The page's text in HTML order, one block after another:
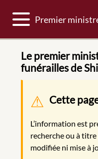
Basculer la
Premier
Le premier
funérailles de
Message
Cette
L’information est
recherche ou à titre
modifiée ni mise à